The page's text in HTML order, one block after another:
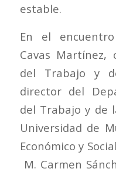
estable.
En el
Cavas Martínez,
del Trabajo y
director del
del Trabajo y de
Universidad de
Económico y
M. Carmen